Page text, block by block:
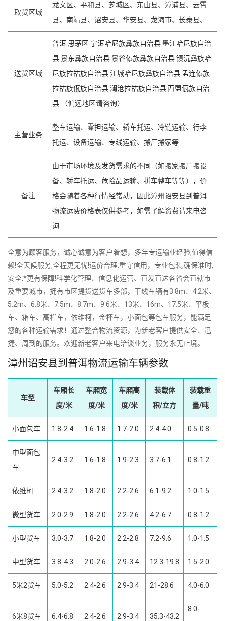
取货区域
龙文区、平和县、芗城区、东山县、漳浦县、云霄
县、南靖县、诏安县、华安县、龙海市、长泰县、
送货区域
普洱 思茅区 宁洱哈尼族彝族自治县墨江哈尼族自治
县景东彝族自治县景谷傣族彝族自治县镇沅彝族哈
尼族拉祜族自治县江城哈尼族彝族自治县 孟连傣族
拉祜族佤族自治县 澜沧拉祜族自治县西盟佤族自治
县 （偏远地区请咨询）
主营业务
整车运输、零担运输、轿车托运、冷链运输、行李
托运、设备运输、专线运输、搬厂搬家等
备注
由于市场环境及发货需求的不同（如搬家搬厂搬设
备、轿车托运、危险品运输、拼车整车等等），价
格会随着各种行情经常动，因此漳州诏安县到普洱
物流运费价格表仅供参考，如需了解资费请来电咨
询
全意为顾客服务，诚心诚意为客户着想，多年专运输业经验,值得信
赖!全天候服务,全程更无忧!运价合理,重守信用，专业包装,确保准时,
安全,*更有保障!科学化管理、信息化运营、直发直达各省会直辖市
及重要城市，拥有市区提货送货车多部，干线车辆有3.8m、4.2米、
5.2m、6.8米、7.5m、8.7m、9.6米、13米、16m、17.5米、平板
车、箱车、高栏车，依维柯，金杯车，小面包等包车服务，能满足
您的各种运输需求！通过整合物流资源，为新老客户提供安全、迅
捷、周到的服务。欢迎新老客户来电洽谈业务，服务永无止境。
漳州诏安县到普洱物流运输车辆参数
车型
车厢长
度/米
车厢宽
度/米
车厢高
度/米
装载体
积/立方
装载重
量/吨
小面包车 1.8-2.4 1.6-1.8 1.7-2.0 2.4-4.0 0.5-0.8
中型面包
车
2.4-3.2 1.6-1.8 1.9-2.3 3.7-6.1 0.8-1.2
依维柯 2.4-3.2 1.8-2.0 2.2-2.6 6.1-9.2 1.0-1.5
微型货车 2.0-2.9 1.8-2.0 2.2-2.6 4.2-6.7 0.8-1.2
小型货车 3.0-3.7 1.8-2.0 2.2-2.8 7.2-9.6 1.0-1.5
中型货车 3.8-4.3 2.0-2.6 2.9-3.4 12.3-19.8 1.5-2.0
5米2货车 5.0-5.2 2.4-2.6 2.9-3.4 21-28.6 4.0-6.0
6米8货车 6.4-6.8 2.4-2.6 2.9-3.4 35.3-43.2
8.0-